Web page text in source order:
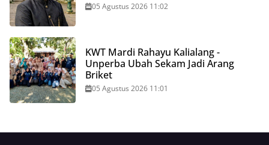
05 Agustus 2026 11:02
KWT Mardi Rahayu Kalialang -
Unperba Ubah Sekam Jadi Arang
Briket
05 Agustus 2026 11:01